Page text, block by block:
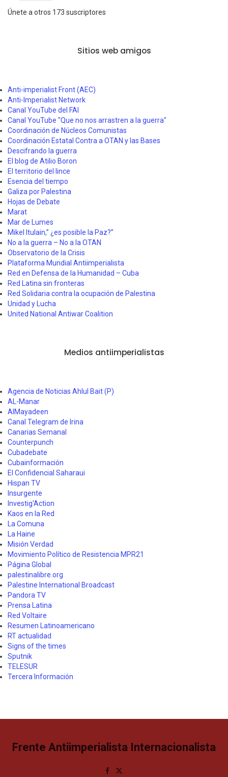
Únete a otros 173 suscriptores
Sitios web amigos
Anti-imperialist Front (AEC)
Anti-Imperialist Network
Canal YouTube del FAI
Canal YouTube "Que no nos arrastren a la guerra"
Coordinación de Núcleos Comunistas
Coordinación Estatal Contra a OTAN y las Bases
Descifrando la guerra
El blog de Atilio Boron
El territorio del lince
Esencia del tiempo
Galiza por Palestina
Hojas de Debate
Marat
Mar de Lumes
Mikel Itulain,” ¿es posible la Paz?”
No a la guerra – No a la OTAN
Observatorio de la Crisis
Plataforma Mundial Antiimperialista
Red en Defensa de la Humanidad – Cuba
Red Latina sin fronteras
Red Solidaria contra la ocupación de Palestina
Unidad y Lucha
United National Antiwar Coalition
Medios antiimperialistas
Agencia de Noticias Ahlul Bait (P)
AL-Manar
AlMayadeen
Canal Telegram de Irina
Canarias Semanal
Counterpunch
Cubadebate
Cubainformación
El Confidencial Saharaui
Hispan TV
Insurgente
Investig'Action
Kaos en la Red
La Comuna
La Haine
Misión Verdad
Movimiento Político de Resistencia MPR21
Página Global
palestinalibre.org
Palestine International Broadcast
Pandora TV
Prensa Latina
Red Voltaire
Resumen Latinoamericano
RT actualidad
Signs of the times
Sputnik
TELESUR
Tercera Información
Frente Antiimperialista Internacionalista